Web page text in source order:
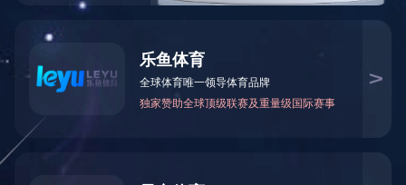
发布者：江波 发布时间：2024-11-24